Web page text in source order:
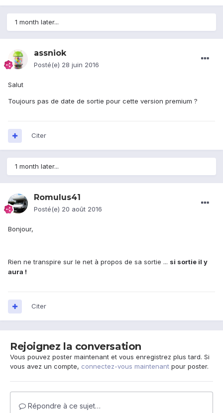
1 month later...
assniok
Posté(e) 28 juin 2016
Salut
Toujours pas de date de sortie pour cette version premium ?
Citer
1 month later...
Romulus41
Posté(e) 20 août 2016
Bonjour,
Rien ne transpire sur le net à propos de sa sortie ... si sortie il y
aura !
Citer
Rejoignez la conversation
Vous pouvez poster maintenant et vous enregistrez plus tard. Si
vous avez un compte, connectez-vous maintenant pour poster.
Répondre à ce sujet…